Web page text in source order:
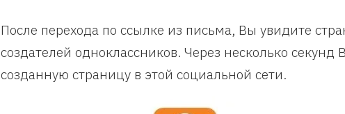
После перехода по ссылке из письма, Вы увидите
создателей одноклассников. Через несколько
созданную страницу в этой социальной сети.